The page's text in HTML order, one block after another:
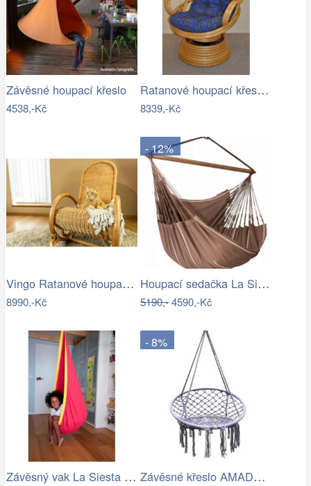
Závěsné houpací křeslo
4538,-Kč
Ratanové houpací křeslo - AX
8339,-Kč
Vingo Ratanové houpací křeslo - medové
8990,-Kč
- 12%
Houpací sedačka La Siesta HABANA - IN
5190,-4590,-Kč
Závěsný vak La Siesta JOKI - IN
- 8%
Závěsné křeslo AMADO 2 NEW Tempo Kondela